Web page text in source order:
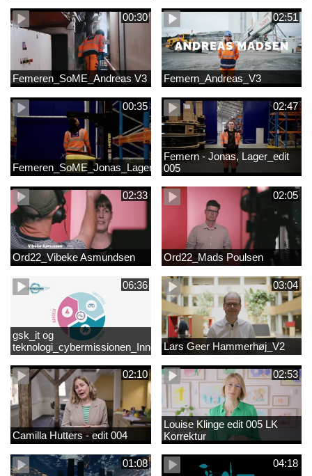
00:30
Femeren_SoME_Andreas V3
02:51
Femern_Andreas_V3
00:35
Femeren_SoME_Jonas_Lager
02:47
Femern - Jonas, Lager_edit
005
02:33
Ord22_Vibeke Asmundsen
02:05
Ord22_Mads Poulsen
06:36
gsk_it og
teknologi_cybermissionen_Innovationscirklen
03:04
Lars Geer Hammerhøj_V2
02:10
Camilla Hutters - edit 004
02:53
Louise Klinge edit 005 LK
Korrektur
01:08 04:18